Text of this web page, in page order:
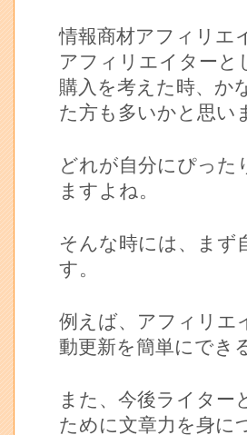
情報商材アフィリエ
アフィリエイターと
購入を考えた時、か
た方も多いかと思い
どれが自分にぴった
ますよね。
そんな時には、まず
す。
例えば、アフィリエ
動更新を簡単にでき
また、今後ライター
ために文章力を身に